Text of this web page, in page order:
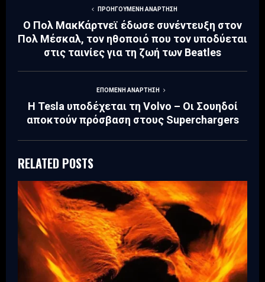
ΠΡΟΗΓΟΎΜΕΝΗ ΑΝΆΡΤΗΣΗ
Ο Πολ ΜακΚάρτνεϊ έδωσε συνέντευξη στον
Πολ Μέσκαλ, τον ηθοποιό που τον υποδύεται
στις ταινίες για τη ζωή των Beatles
ΕΠΌΜΕΝΗ ΑΝΆΡΤΗΣΗ
H Tesla υποδέχεται τη Volvo – Οι Σουηδοί
αποκτούν πρόσβαση στους Superchargers
RELATED POSTS